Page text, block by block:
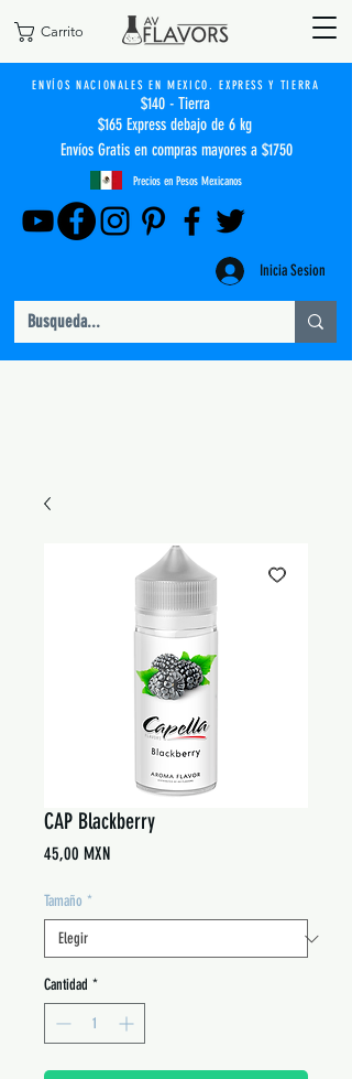
Carrito
ENVÍOS NACIONALES EN MEXICO. EXPRESS Y TIERRA
$140 - Tierra
$165 Express debajo de 6 kg
Envíos Gratis en compras mayores a $1750
Precios en Pesos Mexicanos
Inicia Sesion
CAP Blackberry
45,00 MXNPrecio
Tamaño *
Cantidad *